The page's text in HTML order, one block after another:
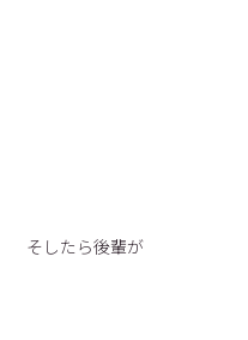
そしたら後輩が